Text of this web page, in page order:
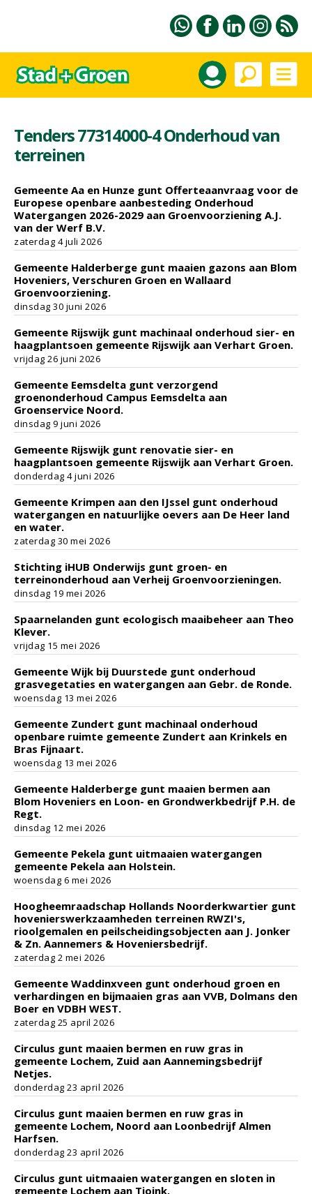
Tenders 77314000-4 Onderhoud van
terreinen
Gemeente Aa en Hunze gunt Offerteaanvraag voor de
Europese openbare aanbesteding Onderhoud
Watergangen 2026-2029 aan Groenvoorziening A.J.
van der Werf B.V.
zaterdag 4 juli 2026
Gemeente Halderberge gunt maaien gazons aan Blom
Hoveniers, Verschuren Groen en Wallaard
Groenvoorziening.
dinsdag 30 juni 2026
Gemeente Rijswijk gunt machinaal onderhoud sier- en
haagplantsoen gemeente Rijswijk aan Verhart Groen.
vrijdag 26 juni 2026
Gemeente Eemsdelta gunt verzorgend
groenonderhoud Campus Eemsdelta aan
Groenservice Noord.
dinsdag 9 juni 2026
Gemeente Rijswijk gunt renovatie sier- en
haagplantsoen gemeente Rijswijk aan Verhart Groen.
donderdag 4 juni 2026
Gemeente Krimpen aan den IJssel gunt onderhoud
watergangen en natuurlijke oevers aan De Heer land
en water.
zaterdag 30 mei 2026
Stichting iHUB Onderwijs gunt groen- en
terreinonderhoud aan Verheij Groenvoorzieningen.
dinsdag 19 mei 2026
Spaarnelanden gunt ecologisch maaibeheer aan Theo
Klever.
vrijdag 15 mei 2026
Gemeente Wijk bij Duurstede gunt onderhoud
grasvegetaties en watergangen aan Gebr. de Ronde.
woensdag 13 mei 2026
Gemeente Zundert gunt machinaal onderhoud
openbare ruimte gemeente Zundert aan Krinkels en
Bras Fijnaart.
woensdag 13 mei 2026
Gemeente Halderberge gunt maaien bermen aan
Blom Hoveniers en Loon- en Grondwerkbedrijf P.H. de
Regt.
dinsdag 12 mei 2026
Gemeente Pekela gunt uitmaaien watergangen
gemeente Pekela aan Holstein.
woensdag 6 mei 2026
Hoogheemraadschap Hollands Noorderkwartier gunt
hovenierswerkzaamheden terreinen RWZI's,
rioolgemalen en peilscheidingsobjecten aan J. Jonker
& Zn. Aannemers & Hoveniersbedrijf.
zaterdag 2 mei 2026
Gemeente Waddinxveen gunt onderhoud groen en
verhardingen en bijmaaien gras aan VVB, Dolmans den
Boer en VDBH WEST.
zaterdag 25 april 2026
Circulus gunt maaien bermen en ruw gras in
gemeente Lochem, Zuid aan Aannemingsbedrijf
Netjes.
donderdag 23 april 2026
Circulus gunt maaien bermen en ruw gras in
gemeente Lochem, Noord aan Loonbedrijf Almen
Harfsen.
donderdag 23 april 2026
Circulus gunt uitmaaien watergangen en sloten in
gemeente Lochem aan Tjoink.